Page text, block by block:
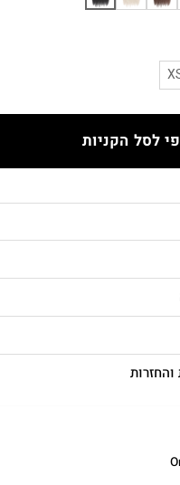
לסל הקניות